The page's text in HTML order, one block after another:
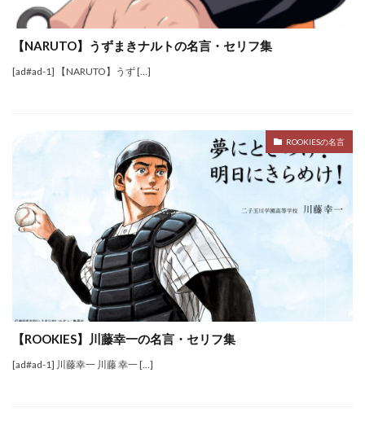
【NARUTO】うずまきナルトの名言・セリフ集
[ad#ad-1] 【NARUTO】うず […]
ROOKIESの名言
【ROOKIES】川藤幸一の名言・セリフ集
[ad#ad-1] 川藤幸一 川藤 幸一 […]